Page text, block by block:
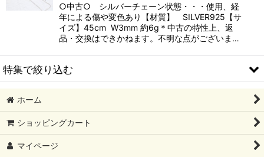
○中古○ シルバーチェーン状態・・・使用、経
年による傷や変色あり【材質】 SILVER925【サ
イズ】45cm W3mm 約6g＊中古の特性上、返
品・交換はできかねます。不明な点がございま…
特集で絞り込む
￥0～￥4999
￥5000～￥9999
￥10000〜￥14999
ホーム
ショッピングカート
マイページ